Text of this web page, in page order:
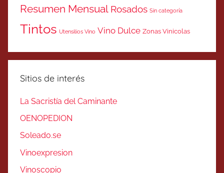
Resumen Mensual Rosados Sin categoría
Tintos Utensilios Vino Vino Dulce Zonas Vinicolas
Sitios de interés
La Sacristía del Caminante
OENOPEDION
Soleado.se
Vinoexpresion
Vinoscopio